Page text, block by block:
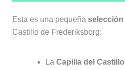
Esta es una pequeña selección
Castillo de Frederiksborg:
La Capilla del Castillo